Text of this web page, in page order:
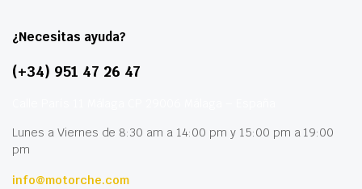
¿Necesitas ayuda?
(+34) 951 47 26 47
Lunes a Viernes de 8:30 am a 14:00 pm y 15:00 pm a 19:00
pm
info@motorche.com